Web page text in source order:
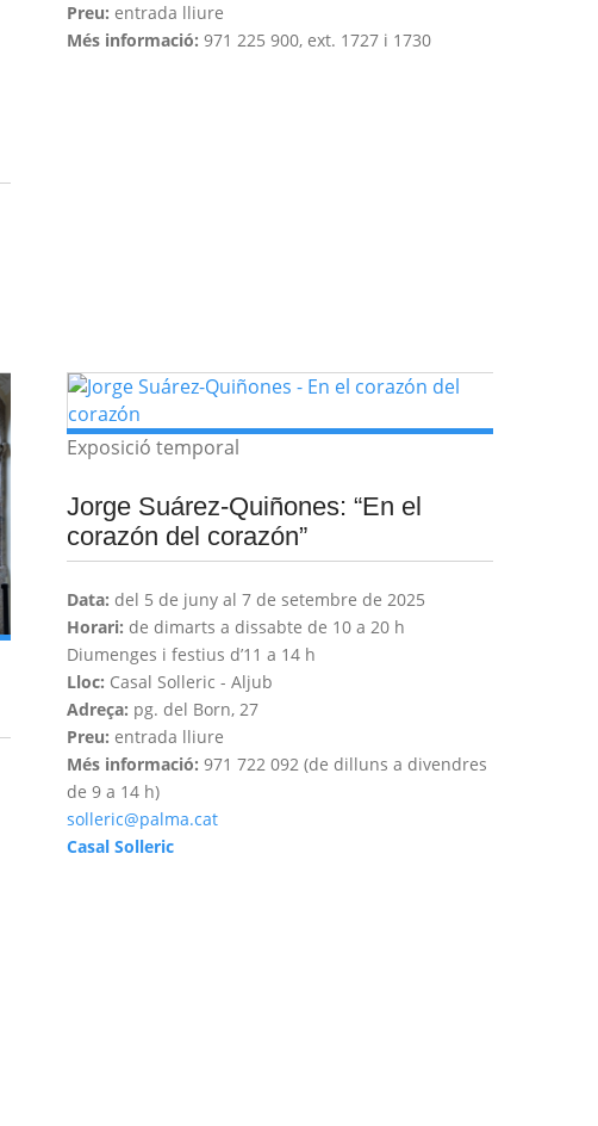
Preu: entrada lliure
Més informació: 971 225 900, ext. 1727 i 1730
Exposició temporal
Jorge Suárez-Quiñones: “En el
corazón del corazón”
Data: del 5 de juny al 7 de setembre de 2025
Horari: de dimarts a dissabte de 10 a 20 h
Diumenges i festius d’11 a 14 h
Lloc: Casal Solleric - Aljub
Adreça: pg. del Born, 27
Preu: entrada lliure
Més informació: 971 722 092 (de dilluns a divendres
de 9 a 14 h)
solleric@palma.cat
Casal Solleric